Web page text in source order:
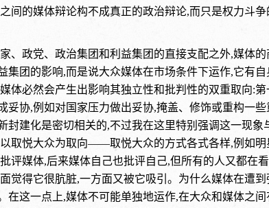
间的媒体辩论构不成真正的政治辩论,而只是权力斗
、政党、政治集团和利益集团的直接支配之外,媒体
集团的影响,而是说大众媒体在市场条件下运作,它
体必然会产生出影响其独立性和批判性的双重取向:
妥协,例如对国家压力做出妥协,掩盖、修饰或重构一
封建化是密切相关的,不过我在这里特别强调这一现
取悦大众为取向——取悦大众的方式各式各样,例如
评媒体,后来媒体自己也批评自己,但所有的人又都在
觉得它很肮脏,一方面又被它吸引。为什么媒体在遭
在这一点上,媒体不可能单独地运作,在大众和媒体之